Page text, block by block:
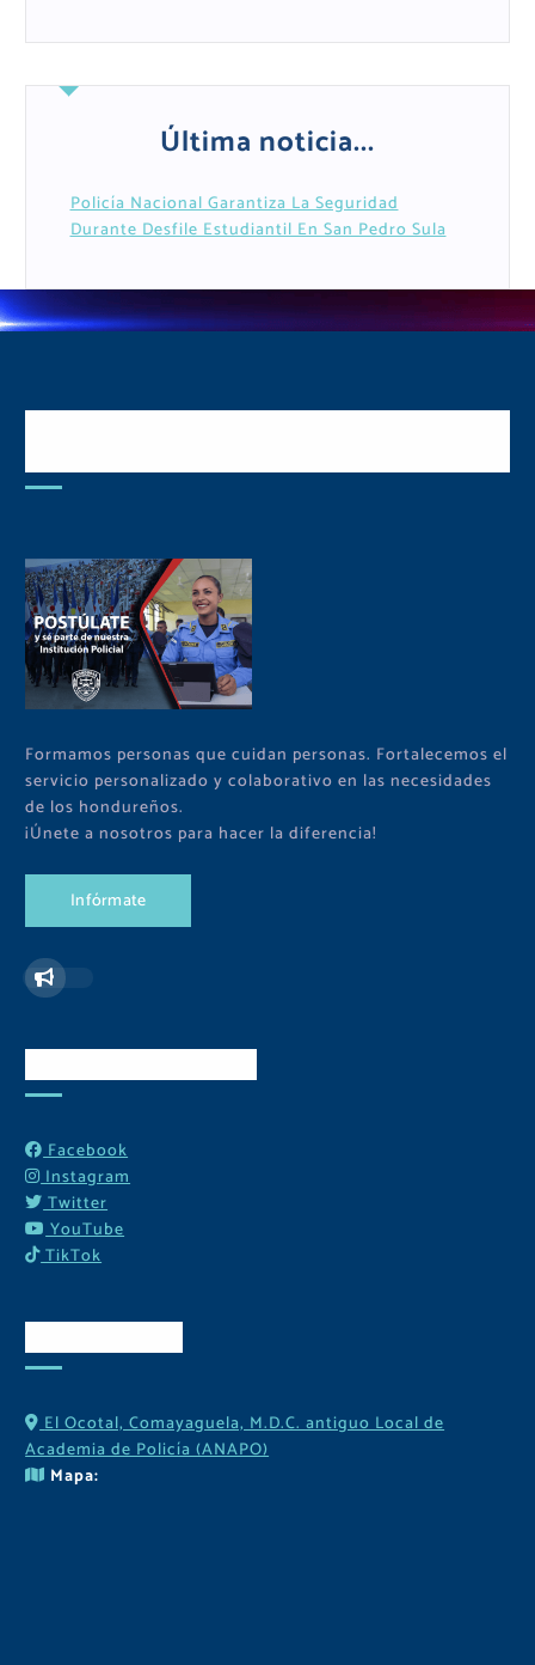
Última noticia...
Policía Nacional Garantiza La Seguridad
Durante Desfile Estudiantil En San Pedro Sula
Formamos personas que cuidan personas. Fortalecemos el
servicio personalizado y colaborativo en las necesidades
de los hondureños.
¡Únete a nosotros para hacer la diferencia!
Infórmate
Facebook
Instagram
Twitter
YouTube
TikTok
El Ocotal, Comayaguela, M.D.C. antiguo Local de
Academia de Policía (ANAPO)
Mapa: